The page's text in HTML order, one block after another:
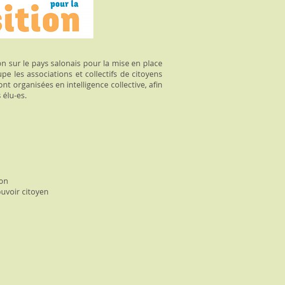
sur le pays salonais pour la mise en place
les associations et collectifs de citoyens
organisées en intelligence collective, afin
es.
citoyen